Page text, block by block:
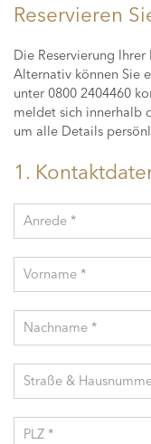
Reservieren
Die Reservierung
Alternativ können Sie
unter 0800 2404460
meldet sich innerhalb
um alle Details
1.
Anrede *
Vorname *
Nachname *
Straße &
PLZ *